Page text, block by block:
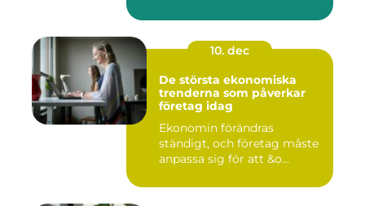
10. dec
De största ekonomiska
trenderna som påverkar
företag idag
Ekonomin förändras
ständigt, och företag måste
anpassa sig för att &o...